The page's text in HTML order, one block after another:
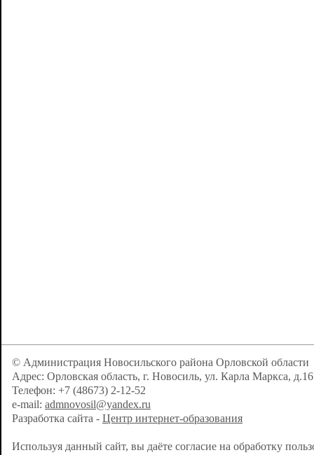
© Администрация Новосильского района Орловской области
Адрес: Орловская область, г. Новосиль, ул. Карла Маркса, д.16
Телефон: +7 (48673) 2-12-52
e-mail: admnovosil@yandex.ru
Разработка сайта - Центр интернет-образования
Используя данный сайт, вы даёте согласие на обработку